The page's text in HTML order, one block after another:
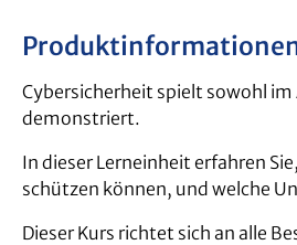
Cybersicherheit spielt sowohl
demonstriert.
In dieser Lerneinheit erfahren
schützen können, und welche
Dieser Kurs richtet sich an alle